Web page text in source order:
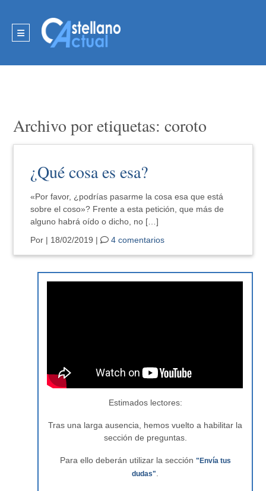
Archivo por etiquetas: coroto
¿Qué cosa es esa?
«Por favor, ¿podrías pasarme la cosa esa que está
sobre el coso»? Frente a esta petición, que más de
alguno habrá oído o dicho, no […]
Por | 18/02/2019 | 4 comentarios
Estimados lectores:
Tras una larga ausencia, hemos vuelto a habilitar la
sección de preguntas.
Para ello deberán utilizar la sección "Envía tus
dudas"